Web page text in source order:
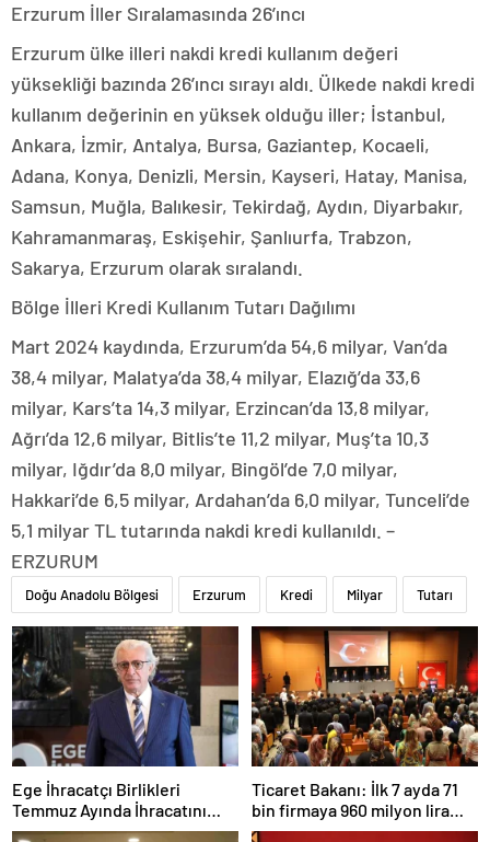
Erzurum İller Sıralamasında 26’ıncı
Erzurum ülke illeri nakdi kredi kullanım değeri
yüksekliği bazında 26’ıncı sırayı aldı. Ülkede nakdi kredi
kullanım değerinin en yüksek olduğu iller; İstanbul,
Ankara, İzmir, Antalya, Bursa, Gaziantep, Kocaeli,
Adana, Konya, Denizli, Mersin, Kayseri, Hatay, Manisa,
Samsun, Muğla, Balıkesir, Tekirdağ, Aydın, Diyarbakır,
Kahramanmaraş, Eskişehir, Şanlıurfa, Trabzon,
Sakarya, Erzurum olarak sıralandı.
Bölge İlleri Kredi Kullanım Tutarı Dağılımı
Mart 2024 kaydında, Erzurum’da 54,6 milyar, Van’da
38,4 milyar, Malatya’da 38,4 milyar, Elazığ’da 33,6
milyar, Kars’ta 14,3 milyar, Erzincan’da 13,8 milyar,
Ağrı’da 12,6 milyar, Bitlis’te 11,2 milyar, Muş’ta 10,3
milyar, Iğdır’da 8,0 milyar, Bingöl’de 7,0 milyar,
Hakkari’de 6,5 milyar, Ardahan’da 6,0 milyar, Tunceli’de
5,1 milyar TL tutarında nakdi kredi kullanıldı. –
ERZURUM
Doğu Anadolu Bölgesi Erzurum Kredi Milyar Tutarı
Ege İhracatçı Birlikleri
Temmuz Ayında İhracatını
Artırdı
Ticaret Bakanı: İlk 7 ayda 71
bin firmaya 960 milyon lira
ceza uygulandı